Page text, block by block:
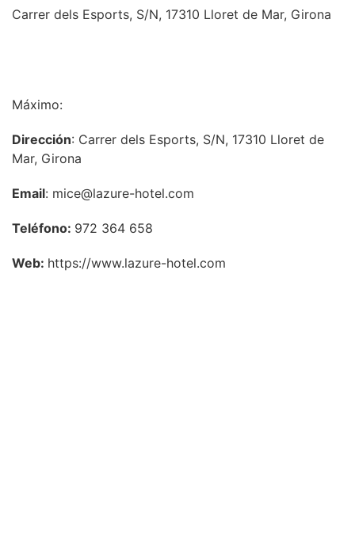
Carrer dels Esports, S/N, 17310 Lloret de Mar, Girona
Máximo:
Dirección: Carrer dels Esports, S/N, 17310 Lloret de
Mar, Girona
Email: mice@lazure-hotel.com
Teléfono: 972 364 658
Web: https://www.lazure-hotel.com